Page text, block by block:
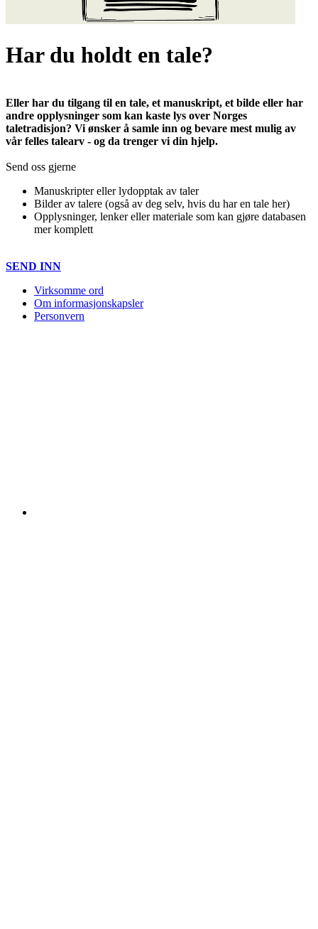
Har du holdt en tale?
Eller har du tilgang til en tale, et manuskript, et bilde eller har
andre opplysninger som kan kaste lys over Norges
taletradisjon? Vi ønsker å samle inn og bevare mest mulig av
vår felles talearv - og da trenger vi din hjelp.
Send oss gjerne
Manuskripter eller lydopptak av taler
Bilder av talere (også av deg selv, hvis du har en tale her)
Opplysninger, lenker eller materiale som kan gjøre databasen
mer komplett
SEND INN
Virksomme ord
Om informasjonskapsler
Personvern